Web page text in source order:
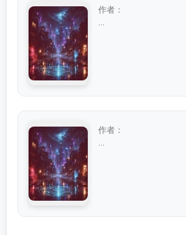
作者：
作者：